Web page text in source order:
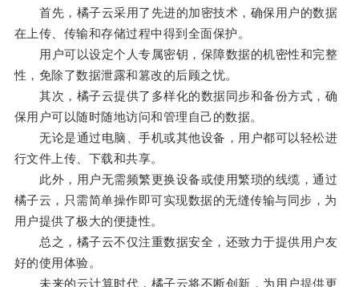
首先，橘子云采用了先进的加密技术，确保用户的数据
在上传、传输和存储过程中得到全面保护。
用户可以设定个人专属密钥，保障数据的机密性和完整
性，免除了数据泄露和篡改的后顾之忧。
其次，橘子云提供了多样化的数据同步和备份方式，确
保用户可以随时随地访问和管理自己的数据。
无论是通过电脑、手机或其他设备，用户都可以轻松进
行文件上传、下载和共享。
此外，用户无需频繁更换设备或使用繁琐的线缆，通过
橘子云，只需简单操作即可实现数据的无缝传输与同步，为
用户提供了极大的便捷性。
总之，橘子云不仅注重数据安全，还致力于提供用户友
好的使用体验。
未来的云计算时代，橘子云将不断创新，为用户提供更